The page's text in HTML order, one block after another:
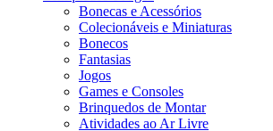
Bonecas e Acessórios
Colecionáveis e Miniaturas
Bonecos
Fantasias
Jogos
Games e Consoles
Brinquedos de Montar
Atividades ao Ar Livre